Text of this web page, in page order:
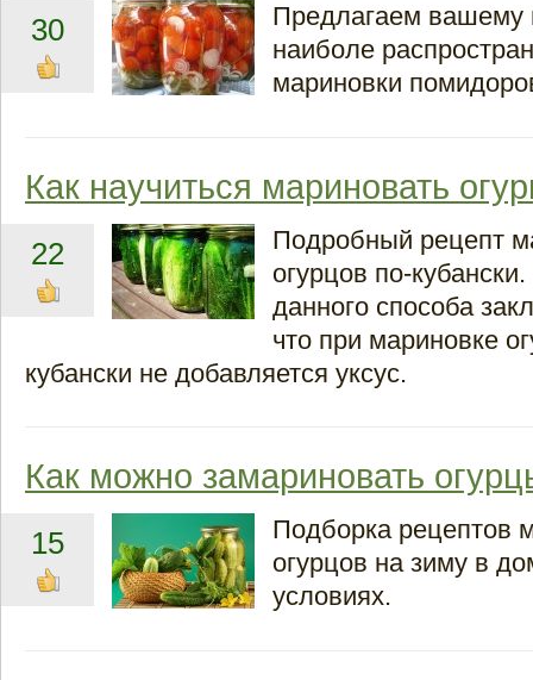
30
Предлагаем вашему
наиболе
мариновки
Как научиться мариновать
22
Подробный рецепт
огурцов по-
данного способа
что при мариновке
кубански не добавляется уксус.
Как можно замариновать
15
Подборка рецептов
огурцов на зиму в
условиях.